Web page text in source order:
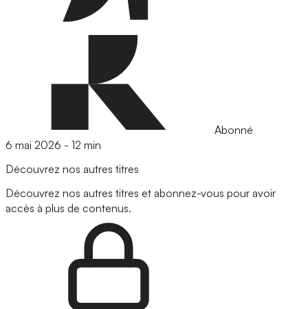
Abonné
6 mai 2026 - 12 min
Découvrez nos autres titres
Découvrez nos autres titres et abonnez-vous pour avoir
accès à plus de contenus.